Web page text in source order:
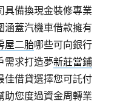
具備換現金裝修專業
涵蓋汽機車借款擁有
屋二胎哪些可向銀行
需求打造夢新莊當鋪
佳借貸選擇您可託付
助您度過資金周轉業